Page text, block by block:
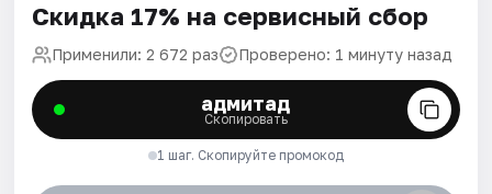
Скидка 17% на сервисный сбор
Применили: 2 672 раз Проверено: 1 минуту назад
адмитад
Скопировать
1 шаг. Скопируйте промокод